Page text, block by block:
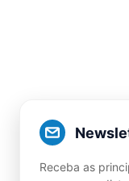
Receba as